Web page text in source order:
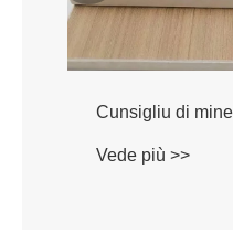
Cunsigliu di
Vede più >>